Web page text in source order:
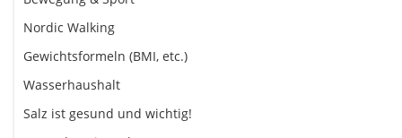
Nordic Walking
Gewichtsformeln (BMI, etc.)
Wasserhaushalt
Salz ist gesund und wichtig!